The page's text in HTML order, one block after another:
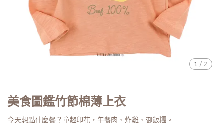
1 / 2
美食圖鑑竹節棉薄上衣
今天想點什麼餐？童趣印花，午餐肉、炸雞、御飯糰。